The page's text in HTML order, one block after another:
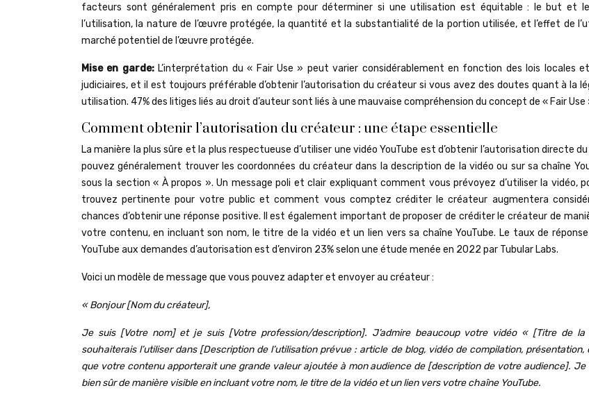
facteurs sont généralement pris en compte pour déterminer si une utilisation est équitable : le but et
l’utilisation, la nature de l’œuvre protégée, la quantité et la substantialité de la portion utilisée, et l’effet de
marché potentiel de l’œuvre protégée.
Mise en garde: L’interprétation du « Fair Use » peut varier considérablement en fonction des lois locales
judiciaires, et il est toujours préférable d’obtenir l’autorisation du créateur si vous avez des doutes quant à la
utilisation. 47% des litiges liés au droit d’auteur sont liés à une mauvaise compréhension du concept de « Fair Use
Comment obtenir l’autorisation du créateur : une étape essentielle
La manière la plus sûre et la plus respectueuse d’utiliser une vidéo YouTube est d’obtenir l’autorisation directe
pouvez généralement trouver les coordonnées du créateur dans la description de la vidéo ou sur sa chaîne
sous la section « À propos ». Un message poli et clair expliquant comment vous prévoyez d’utiliser la vidéo,
trouvez pertinente pour votre public et comment vous comptez créditer le créateur augmentera
chances d’obtenir une réponse positive. Il est également important de proposer de créditer le créateur de
votre contenu, en incluant son nom, le titre de la vidéo et un lien vers sa chaîne YouTube. Le taux de
YouTube aux demandes d’autorisation est d’environ 23% selon une étude menée en 2022 par Tubular Labs.
Voici un modèle de message que vous pouvez adapter et envoyer au créateur :
« Bonjour [Nom du créateur],
Je suis [Votre nom] et je suis [Votre profession/description]. J’admire beaucoup votre vidéo « [Titre de
souhaiterais l’utiliser dans [Description de l’utilisation prévue : article de blog, vidéo de compilation,
que votre contenu apporterait une grande valeur ajoutée à mon audience de [description de votre audience].
bien sûr de manière visible en incluant votre nom, le titre de la vidéo et un lien vers votre chaîne YouTube.